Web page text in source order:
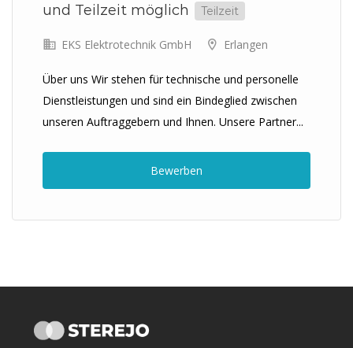
und Teilzeit möglich
Teilzeit
EKS Elektrotechnik GmbH Erlangen
Über uns Wir stehen für technische und personelle
Dienstleistungen und sind ein Bindeglied zwischen
unseren Auftraggebern und Ihnen. Unsere Partner...
Bewerben